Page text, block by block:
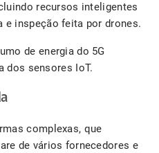
recursos inteligentes
inspeção feita por drones.
de energia do 5G
dos sensores IoT.
complexas, que
de vários fornecedores e